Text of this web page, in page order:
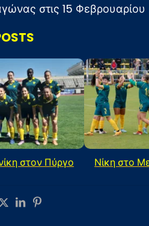
στις 15
στον Πύργο Νίκη στο